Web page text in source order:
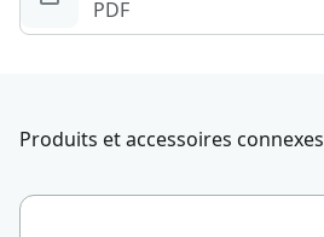
PDF
Produits et accessoires connexes